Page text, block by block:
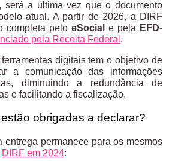
será a última vez que o documento
atual. A partir de 2026, a DIRF
completa pelo eSocial e pela EFD-
pela Receita Federal ​​.
digitais tem o objetivo de
a comunicação das informações
diminuindo a redundância de
e facilitando a fiscalização.
obrigadas a declarar?
entrega permanece para os mesmos
DIRF em 2024: